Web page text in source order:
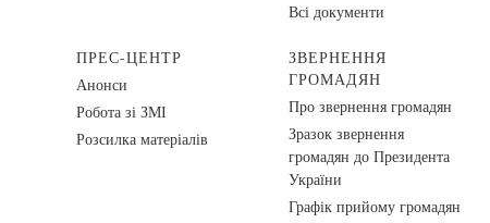
Всі документи
ПРЕС-ЦЕНТР
Анонси
Робота зі ЗМІ
Розсилка матеріалів
ЗВЕРНЕННЯ
ГРОМАДЯН
Про звернення громадян
Зразок звернення
громадян до Президента
України
Графік прийому громадян